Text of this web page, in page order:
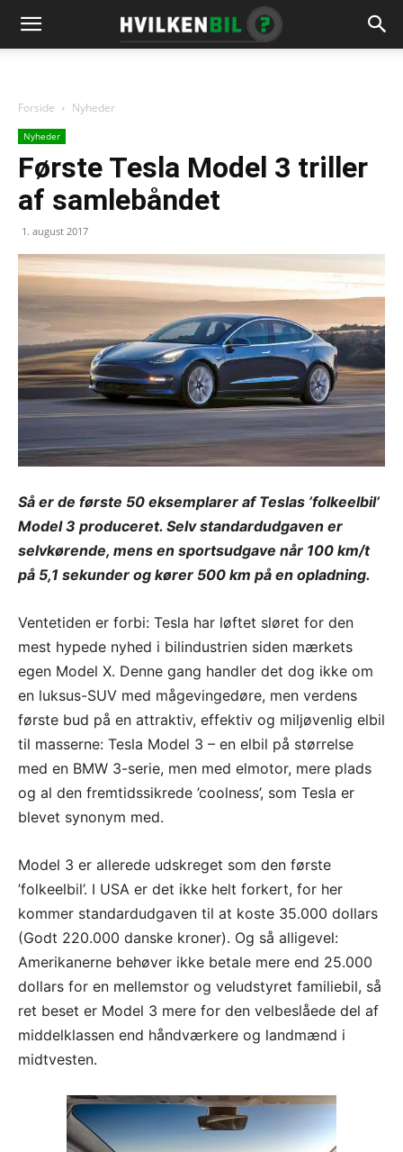
Forside Nyheder
Nyheder
Første Tesla Model 3 triller
af samlebåndet
1. august 2017
Så er de første 50 eksemplarer af Teslas ’folkeelbil’
Model 3 produceret. Selv standardudgaven er
selvkørende, mens en sportsudgave når 100 km/t
på 5,1 sekunder og kører 500 km på en opladning.
Ventetiden er forbi: Tesla har løftet sløret for den
mest hypede nyhed i bilindustrien siden mærkets
egen Model X. Denne gang handler det dog ikke om
en luksus-SUV med mågevingedøre, men verdens
første bud på en attraktiv, effektiv og miljøvenlig elbil
til masserne: Tesla Model 3 – en elbil på størrelse
med en BMW 3-serie, men med elmotor, mere plads
og al den fremtidssikrede ’coolness’, som Tesla er
blevet synonym med.
Model 3 er allerede udskreget som den første
’folkeelbil’. I USA er det ikke helt forkert, for her
kommer standardudgaven til at koste 35.000 dollars
(Godt 220.000 danske kroner). Og så alligevel:
Amerikanerne behøver ikke betale mere end 25.000
dollars for en mellemstor og veludstyret familiebil, så
ret beset er Model 3 mere for den velbeslåede del af
middelklassen end håndværkere og landmænd i
midtvesten.